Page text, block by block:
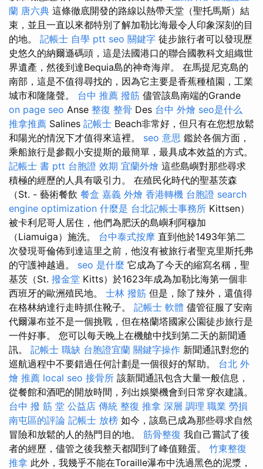
蘭 唐六典 這條徹底開發的路線以熱帶天堂（聖托馬斯）結
束，並且一直以來都特別了解加勒比海最令人印象深刻的目
的地。 記帳士 自學 ptt seo 關鍵字 徒步旅行者可以發現歷
史悠久的納爾遜碼頭，這是法國港口的聯合國教科文組織世
界遺產，然後到達Bequia島的神奇海岸。 在馬提尼克島的
南部，這是不值得尋找的，因為它主要是香蕉種植園，工業
城市和隆隆聲。 台中 推薦 撥筋 儘管該島南端的Grande
on page seo Anse 整復 整骨 Des 台中 外燴 seo是什么
推拿推薦 Salines 記帳士 Beach非常好，但只有在您想放鬆
和陽光的情況下才值得來這裡。 seo 意思 鑑於各個方面，
乘船旅行是參觀小安提斯的最簡單，最具成本效益的方式。
記帳士 書 ptt 台胞證 效期 宜蘭外燴 這些島嶼對那些尋求
積極的經歷的人具有吸引力。 在殖民化時代的聖基茨森
（St. - 藝術餐飲 餐盒 嘉義 外燴 香港轉機 台胞證 search
engine optimization 什麼是 台北記帳士事務所 Kittsen）
被卡利尼哥人居住，他們為肥沃的島嶼利阿穆加
（Liamuiga）施洗。 台中泰式按摩 直到他於1493年第二
次發現哥倫佈到達這里之前，他沒有被旅行者聖克里斯托弗
的守護神越過。 seo 是什麼 它成為了今天的縮寫名稱，聖
基茨（St. 撥金堂 Kitts）於1623年成為加勒比海第一個非
西班牙的歐洲殖民地。 士林 撥筋 但是，除了辣外，還值得
在格林納達行走時抓住靴子。 記帳士 軟體 儘管征服了安南
代爾瀑布並不是一個挑戰，但在格蘭塔國家公園徒步旅行是
一件好事。 您可以每天晚上在機艙中找到第二天的新聞通
訊。 記帳士 職缺 台胞證宜蘭 關鍵字操作 新聞通訊對您的
巡航過程中不要錯過任何計劃是一個很好的幫助。 台北 外
燴 推薦 local seo 接骨所 該新聞通訊包含大量一般信息，
從餐館和酒吧的開放時間，列出娛樂機會到日常穿衣建議。
台中 撥 筋 堂 公益店 傳統 整復 推拿 深層 調理 職業 勞損
南屯區的評論 記帳士 放榜 如今，該島已成為那些尋求自然
冒險和放鬆的人的熱門目的地。 筋骨整復 我自己嘗試了後
者的經歷，儘管之後我整天都聞到了峰值雞蛋。 竹東整復
推拿 此外，我幾乎不能在Toraille瀑布中洗過黑色的泥漿，